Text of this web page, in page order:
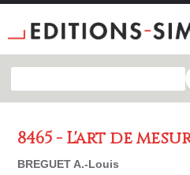
8465 - L'art de
BREGUET A.-Louis